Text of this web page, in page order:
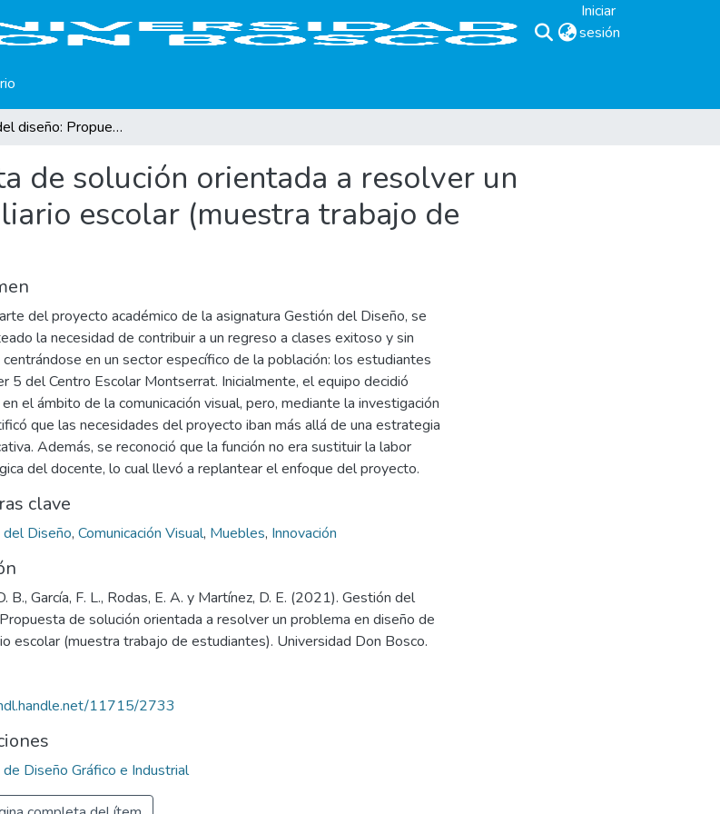
Iniciar
sesión
Gestión del diseño: Propuesta de solución orientada a resolver un problema en diseño de mobiliario escolar (muestra trabajo de estudiantes).
de solución orientada a resolver un
escolar (muestra trabajo de
del proyecto académico de la asignatura Gestión del Diseño, se
la necesidad de contribuir a un regreso a clases exitoso y sin
en un sector específico de la población: los estudiantes
5 del Centro Escolar Montserrat. Inicialmente, el equipo decidió
el ámbito de la comunicación visual, pero, mediante la investigación
que las necesidades del proyecto iban más allá de una estrategia
Además, se reconoció que la función no era sustituir la labor
del docente, lo cual llevó a replantear el enfoque del proyecto.
clave
Diseño, Comunicación Visual, Muebles, Innovación
B., García, F. L., Rodas, E. A. y Martínez, D. E. (2021). Gestión del
de solución orientada a resolver un problema en diseño de
escolar (muestra trabajo de estudiantes). Universidad Don Bosco.
11715/2733
de Diseño Gráfico e Industrial